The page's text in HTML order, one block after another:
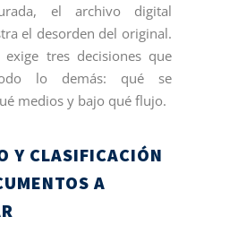
el archivo digital
el desorden del original.
exige tres decisiones que
lo demás: qué se
medios y bajo qué flujo.
Y CLASIFICACIÓN
A